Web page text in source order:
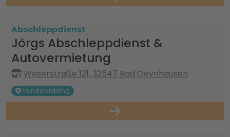
Abschleppdienst
Jörgs Abschleppdienst &
Autovermietung
Weserstraße 121, 32547 Bad Oeynhausen
Kundenliebling